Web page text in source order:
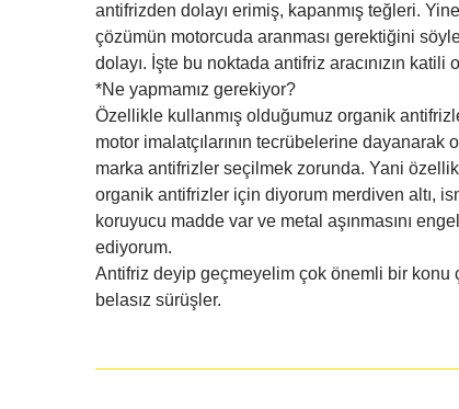
antifrizden dolayı erimiş, kapanmış teğleri.
çözümün motorcuda aranması gerektiğini
dolayı. İşte bu noktada antifriz aracınızın katili
*Ne yapmamız gerekiyor?
Özellikle kullanmış olduğumuz organik
motor imalatçılarının tecrübelerine
marka antifrizler seçilmek zorunda. Yani
organik antifrizler için diyorum merdiven altı,
koruyucu madde var ve metal aşınmasını
ediyorum.
Antifriz deyip geçmeyelim çok önemli bir konu
belasız sürüşler.